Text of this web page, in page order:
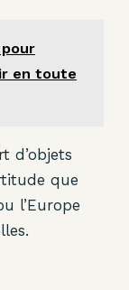
en toute
d’objets
que
l’Europe